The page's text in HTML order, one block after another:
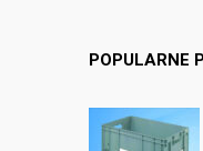
POPULARNE